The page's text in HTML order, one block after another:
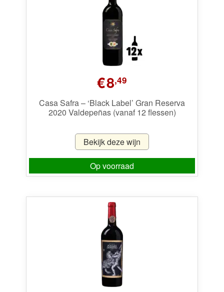
€8,49
Casa Safra – ‘Black Label’ Gran Reserva
2020 Valdepeñas (vanaf 12 flessen)
Bekijk deze wijn
Op voorraad